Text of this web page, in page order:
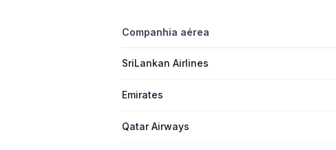
Companhia aérea
SriLankan Airlines
Emirates
Qatar Airways